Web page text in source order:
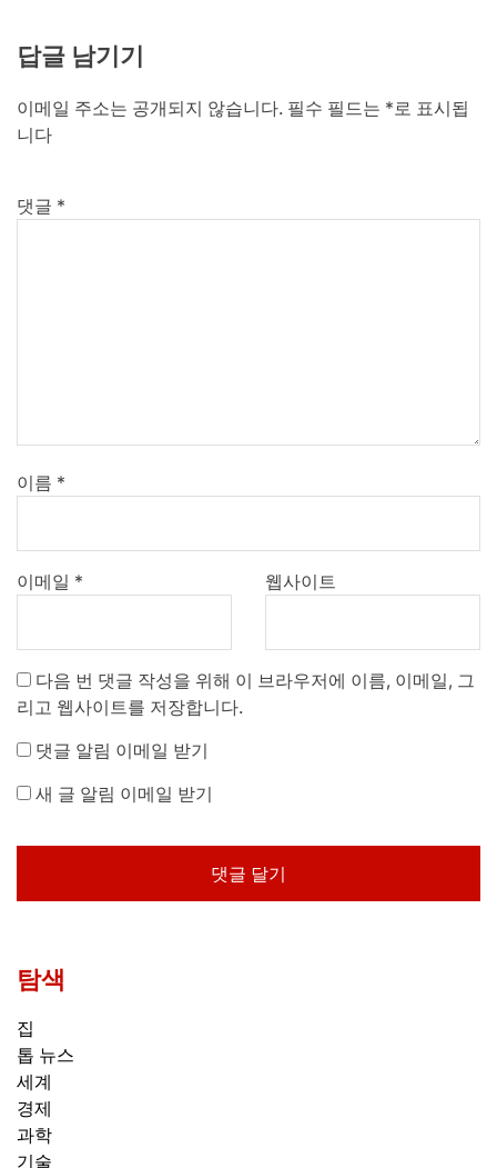
답글 남기기
이메일 주소는 공개되지 않습니다. 필수 필드는 * 로 표시됩
니다
댓글 *
이름 *
이메일 * 웹사이트
다음 번 댓글 작성을 위해 이 브라우저에 이름, 이메일, 그
리고 웹사이트를 저장합니다.
댓글 알림 이메일 받기
새 글 알림 이메일 받기
탐색
집
톱 뉴스
세계
경제
과학
기술